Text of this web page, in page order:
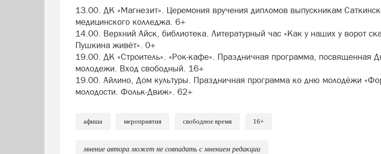
13.00. ДК «Магнезит». Церемония вручения дипломов выпускникам
медицинского колледжа. 6+
14.00. Верхний Айск, библиотека. Литературный час «Как у наших у ворот
Пушкина живёт». 0+
19.00. ДК «Строитель». «Рок-кафе». Праздничная программа, посвященная
молодежи. Вход свободный. 16+
19.00. Айлино, Дом культуры. Праздничная программа ко дню молодёжи
молодости. Фольк-Движ». 62+
афиша мероприятия свободное время 16+
мнение автора может не совпадать с мнением редакции